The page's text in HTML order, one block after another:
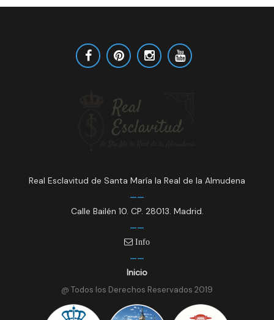
Real Esclavitud de Santa María la Real de la Almudena
Calle Bailén 10. CP. 28013. Madrid.
Info
Inicio
@ Todos los Derechos Reservados 2019